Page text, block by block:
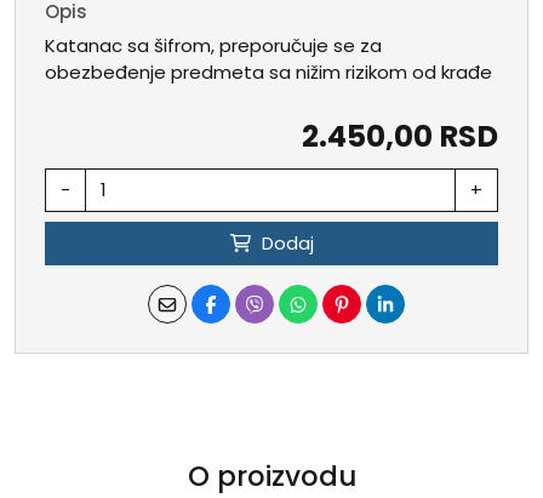
Opis
Katanac sa šifrom, preporučuje se za
obezbeđenje predmeta sa nižim rizikom od krađe
2.450,00 RSD
- +
Dodaj
O proizvodu